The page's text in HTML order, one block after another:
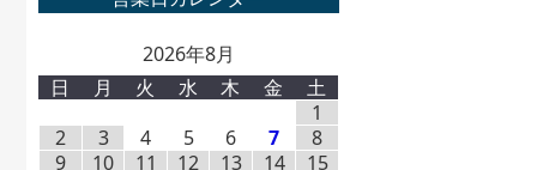
2026年8月
日
月 火 水 木 金
土
1
2
3 4 5 6 7
8
9
10 11 12 13 14
15